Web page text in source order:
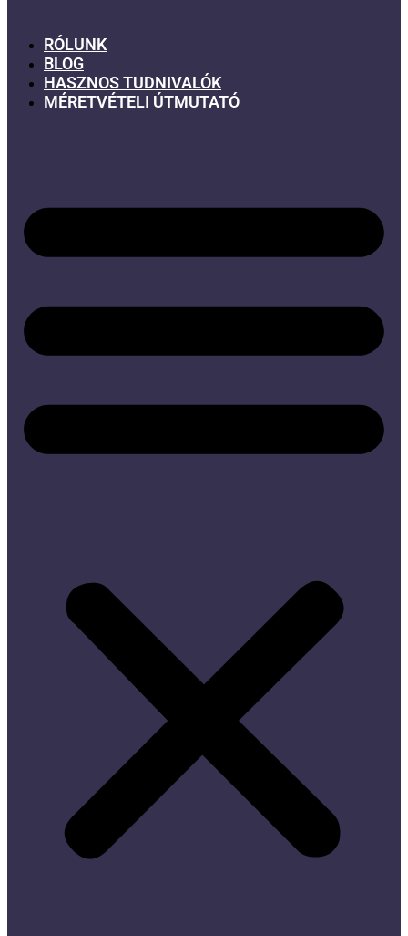
RÓLUNK
BLOG
HASZNOS TUDNIVALÓK
MÉRETVÉTELI ÚTMUTATÓ